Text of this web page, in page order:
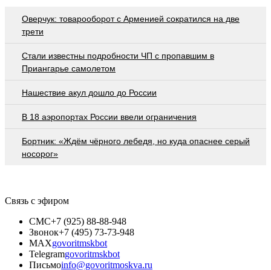
Оверчук: товарооборот с Арменией сократился на две
трети
Стали известны подробности ЧП с пропавшим в
Приангарье самолетом
Нашествие акул дошло до России
В 18 аэропортах России ввели ограничения
Бортник: «Ждём чёрного лебедя, но куда опаснее серый
носорог»
Связь с эфиром
СМС+7 (925) 88-88-948
Звонок+7 (495) 73-73-948
MAXgovoritmskbot
Telegramgovoritmskbot
Письмоinfo@govoritmoskva.ru